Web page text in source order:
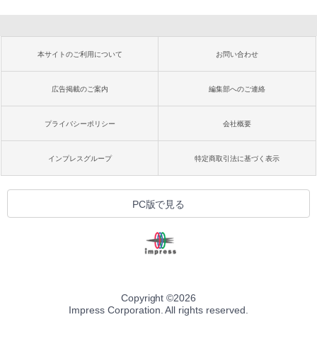
本サイトのご利用について お問い合わせ
広告掲載のご案内 編集部へのご連絡
プライバシーポリシー 会社概要
インプレスグループ 特定商取引法に基づく表示
PC版で見る
Copyright ©2026
Impress Corporation. All rights reserved.